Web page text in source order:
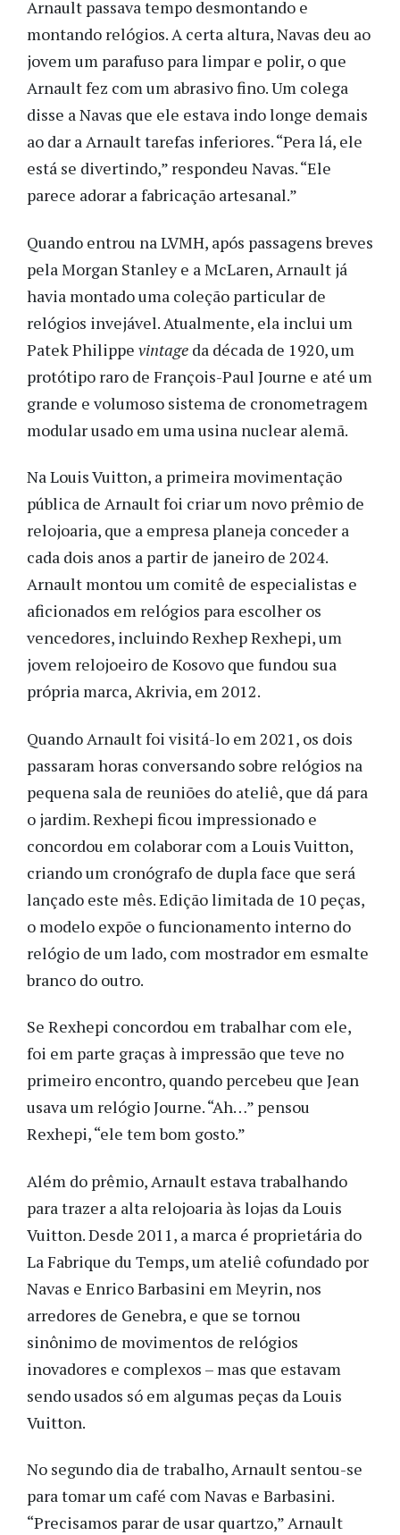
Arnault passava tempo desmontando e
montando relógios. A certa altura, Navas deu ao
jovem um parafuso para limpar e polir, o que
Arnault fez com um abrasivo fino. Um colega
disse a Navas que ele estava indo longe demais
ao dar a Arnault tarefas inferiores. “Pera lá, ele
está se divertindo,” respondeu Navas. “Ele
parece adorar a fabricação artesanal.”
Quando entrou na LVMH, após passagens breves
pela Morgan Stanley e a McLaren, Arnault já
havia montado uma coleção particular de
relógios invejável. Atualmente, ela inclui um
Patek Philippe vintage da década de 1920, um
protótipo raro de François-Paul Journe e até um
grande e volumoso sistema de cronometragem
modular usado em uma usina nuclear alemã.
Na Louis Vuitton, a primeira movimentação
pública de Arnault foi criar um novo prêmio de
relojoaria, que a empresa planeja conceder a
cada dois anos a partir de janeiro de 2024.
Arnault montou um comitê de especialistas e
aficionados em relógios para escolher os
vencedores, incluindo Rexhep Rexhepi, um
jovem relojoeiro de Kosovo que fundou sua
própria marca, Akrivia, em 2012.
Quando Arnault foi visitá-lo em 2021, os dois
passaram horas conversando sobre relógios na
pequena sala de reuniões do ateliê, que dá para
o jardim. Rexhepi ficou impressionado e
concordou em colaborar com a Louis Vuitton,
criando um cronógrafo de dupla face que será
lançado este mês. Edição limitada de 10 peças,
o modelo expõe o funcionamento interno do
relógio de um lado, com mostrador em esmalte
branco do outro.
Se Rexhepi concordou em trabalhar com ele,
foi em parte graças à impressão que teve no
primeiro encontro, quando percebeu que Jean
usava um relógio Journe. “Ah…” pensou
Rexhepi, “ele tem bom gosto.”
Além do prêmio, Arnault estava trabalhando
para trazer a alta relojoaria às lojas da Louis
Vuitton. Desde 2011, a marca é proprietária do
La Fabrique du Temps, um ateliê cofundado por
Navas e Enrico Barbasini em Meyrin, nos
arredores de Genebra, e que se tornou
sinônimo de movimentos de relógios
inovadores e complexos – mas que estavam
sendo usados só em algumas peças da Louis
Vuitton.
No segundo dia de trabalho, Arnault sentou-se
para tomar um café com Navas e Barbasini.
“Precisamos parar de usar quartzo,” Arnault